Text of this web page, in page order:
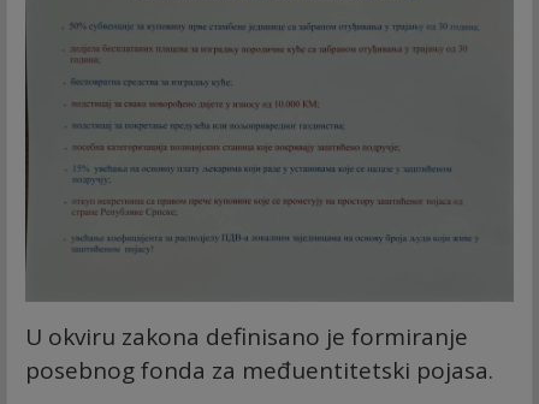
U okviru zakona definisano je formiranje
posebnog fonda za međuentitetski pojasa.